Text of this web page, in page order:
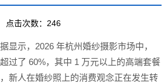
点击次数：246
显示，2026 年杭州婚纱摄影市场中，
过了 60%，其中 1 万元以上的高端套餐
新人在婚纱照上的消费观念正在发生转